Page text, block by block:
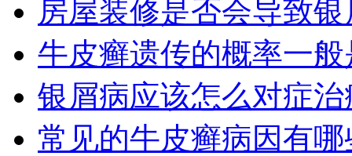
房屋装修是否会导致
牛皮癣遗传的概率一
银屑病应该怎么对症治
常见的牛皮癣病因有哪